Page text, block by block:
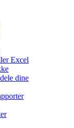
Excel
dine